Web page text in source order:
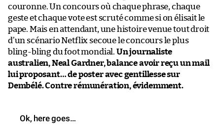
couronne. Un concours où chaque phrase, chaque
geste et chaque vote est scruté comme si on élisait le
pape. Mais en attendant, une histoire venue tout droit
d’un scénario Netflix secoue le concours le plus
bling-bling du foot mondial. Un journaliste
australien, Neal Gardner, balance avoir reçu un mail
lui proposant… de poster avec gentillesse sur
Dembélé. Contre rémunération, évidemment.
Ok, here goes…